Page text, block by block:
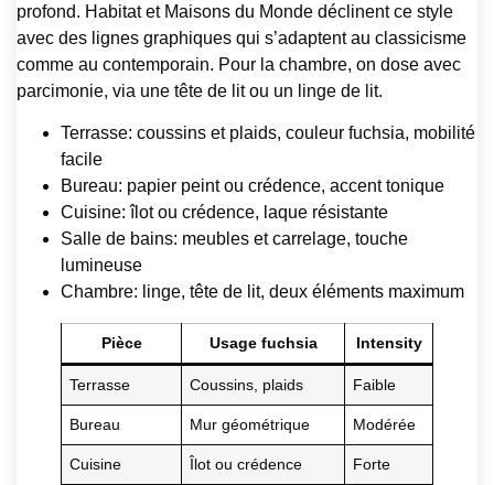
profond. Habitat et Maisons du Monde déclinent ce style
avec des lignes graphiques qui s’adaptent au classicisme
comme au contemporain. Pour la chambre, on dose avec
parcimonie, via une tête de lit ou un linge de lit.
Terrasse: coussins et plaids, couleur fuchsia, mobilité
facile
Bureau: papier peint ou crédence, accent tonique
Cuisine: îlot ou crédence, laque résistante
Salle de bains: meubles et carrelage, touche
lumineuse
Chambre: linge, tête de lit, deux éléments maximum
Pièce Usage fuchsia Intensity
Terrasse Coussins, plaids Faible
Bureau Mur géométrique Modérée
Cuisine Îlot ou crédence Forte